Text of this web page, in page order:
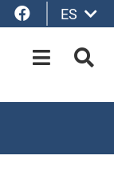
Facebook
ES
OPEN-